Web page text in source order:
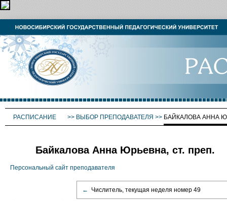
РАСПИСАНИЕ >> ВЫБОР ПРЕПОДАВАТЕЛЯ >> БАЙКАЛОВА АННА
Байкалова Анна Юрьевна, ст. преп.
Персональный сайт преподавателя
← Числитель, текущая неделя номер 49